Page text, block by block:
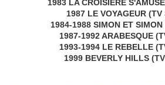
1983 LA CROISIERE
1987 LE VOYAGEUR (TV
1984-1988 SIMON ET SIMON
1987-1992 ARABESQUE
1993-1994 LE REBELLE
1999 BEVERLY HILLS